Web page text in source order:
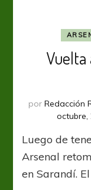
Vuelta
por Redacción
octubre,
Luego de
Arsenal
en Sarandí.